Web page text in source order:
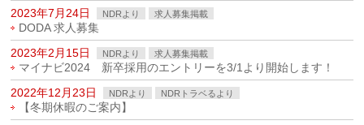
2023年7月24日
NDRより 求人募集掲載
DODA 求人募集
2023年2月15日
NDRより 求人募集掲載
マイナビ2024 新卒採用のエントリーを3/1より開始します！
2022年12月23日
NDRより NDRトラベるより
【冬期休暇のご案内】